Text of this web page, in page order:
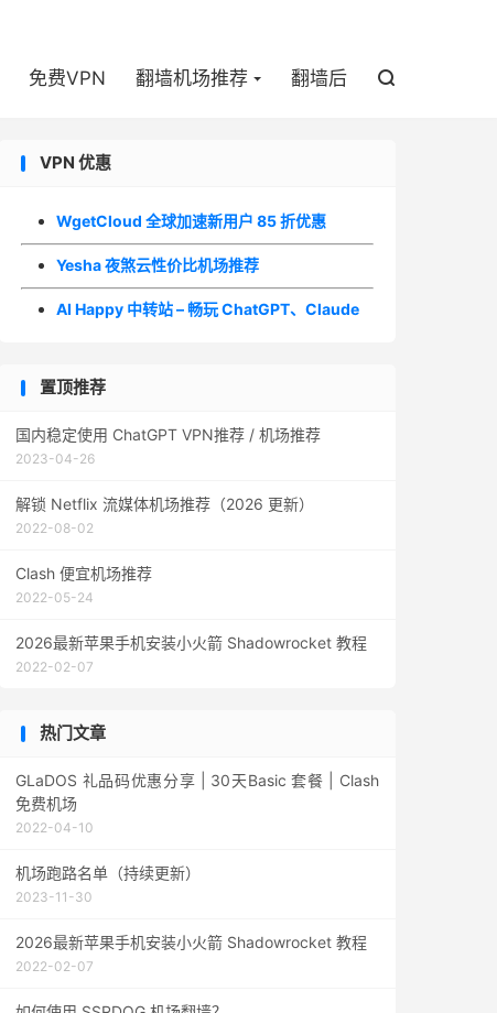
免费VPN 翻墙机场推荐 翻墙后 
VPN 优惠
WgetCloud 全球加速新用户 85 折优惠
Yesha 夜煞云性价比机场推荐
AI Happy 中转站 – 畅玩 ChatGPT、Claude
置顶推荐
国内稳定使用 ChatGPT VPN推荐 / 机场推荐
2023-04-26
解锁 Netflix 流媒体机场推荐（2026 更新）
2022-08-02
Clash 便宜机场推荐
2022-05-24
2026最新苹果手机安装小火箭 Shadowrocket 教程
2022-02-07
热门文章
GLaDOS 礼品码优惠分享 | 30天Basic 套餐 | Clash
免费机场
2022-04-10
机场跑路名单（持续更新）
2023-11-30
2026最新苹果手机安装小火箭 Shadowrocket 教程
2022-02-07